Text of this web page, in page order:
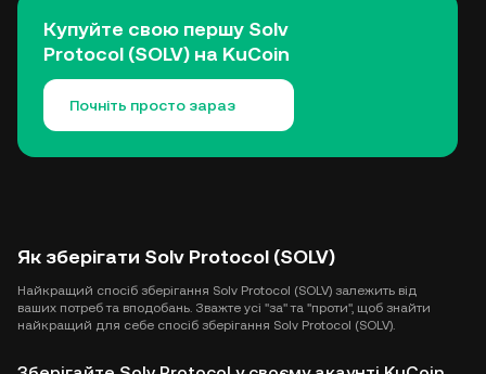
Купуйте свою першу Solv
Protocol (SOLV) на KuCoin
Почніть просто зараз
Як зберігати Solv Protocol (SOLV)
Найкращий спосіб зберігання Solv Protocol (SOLV) залежить від
ваших потреб та вподобань. Зважте усі "за" та "проти", щоб знайти
найкращий для себе спосіб зберігання Solv Protocol (SOLV).